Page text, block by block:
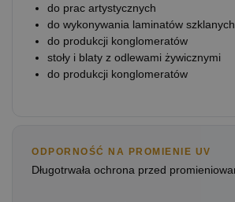
do prac artystycznych
do wykonywania laminatów
do produkcji konglomeratów
stoły i blaty z odlewami żywicznymi
do produkcji konglomeratów
ODPORNOŚĆ NA PROMIENIE UV
Długotrwała ochrona przed